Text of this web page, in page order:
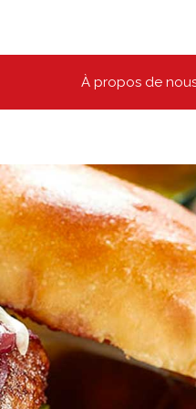
À propos de
Environnement
Bien-être des animaux
Collectivité
Principes coopératifs
Diversité et inclusion
Accessibilité